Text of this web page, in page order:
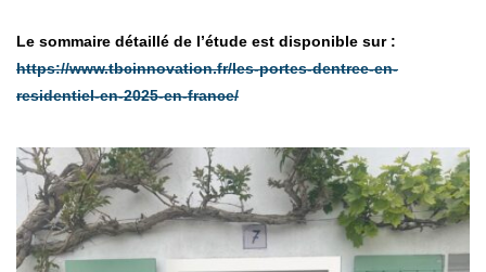
Le sommaire détaillé de l’étude est disponible sur :
https://www.tbcinnovation.fr/les-portes-dentree-en-
residentiel-en-2025-en-france/